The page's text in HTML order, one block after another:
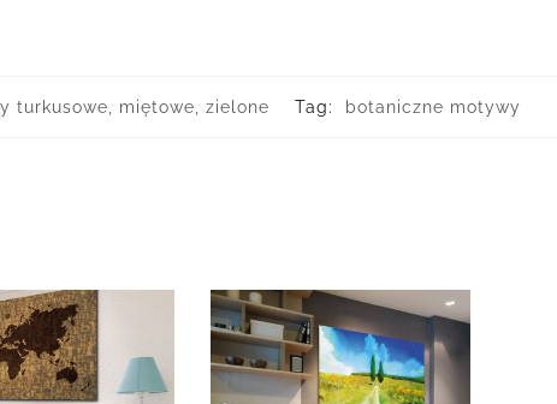
turkusowe, miętowe, zielone Tag: botaniczne motywy